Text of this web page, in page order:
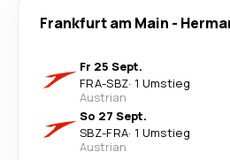
Frankfurt am Main -
Fr 25 Sept.
FRA-SBZ· 1 Umstieg
Austrian
So 27 Sept.
SBZ-FRA· 1 Umstieg
Austrian